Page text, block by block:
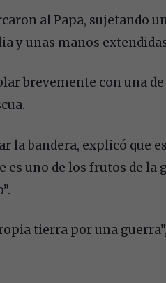
al Papa, sujetando
y unas manos
brevemente con una
la bandera, explicó que
es uno de los frutos de la
tierra por una